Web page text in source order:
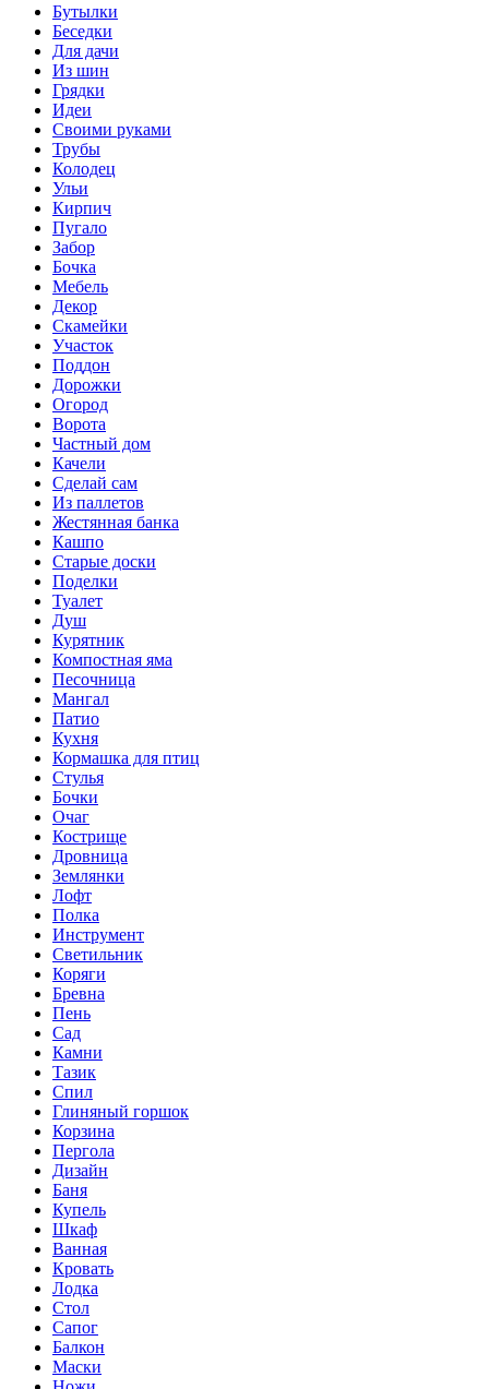
Бутылки
Беседки
Для дачи
Из шин
Грядки
Идеи
Своими руками
Трубы
Колодец
Ульи
Кирпич
Пугало
Забор
Бочка
Мебель
Декор
Скамейки
Участок
Поддон
Дорожки
Огород
Ворота
Частный дом
Качели
Сделай сам
Из паллетов
Жестянная банка
Кашпо
Старые доски
Поделки
Туалет
Душ
Курятник
Компостная яма
Песочница
Мангал
Патио
Кухня
Кормашка для птиц
Стулья
Бочки
Очаг
Кострище
Дровница
Землянки
Лофт
Полка
Инструмент
Светильник
Коряги
Бревна
Пень
Сад
Камни
Тазик
Спил
Глиняный горшок
Корзина
Пергола
Дизайн
Баня
Купель
Шкаф
Ванная
Кровать
Лодка
Стол
Сапог
Балкон
Маски